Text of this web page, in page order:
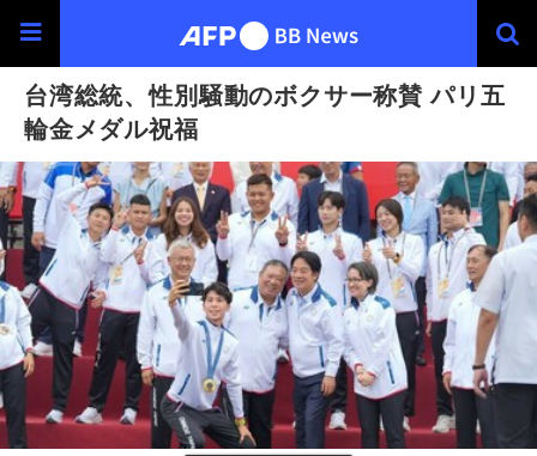
台湾総統、性別騒動のボクサー称賛 パリ五
輪金メダル祝福